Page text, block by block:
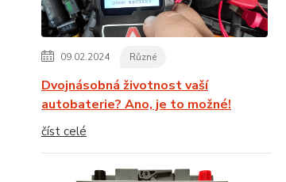
09.02.2024 Různé
Dvojnásobná životnost vaší
autobaterie? Ano, je to možné!
číst celé